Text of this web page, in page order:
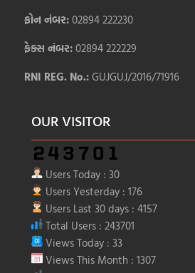
ફોન નંબર:02894 222230
ફેક્સ નંબર:02894 222229
RNI REG. No.:GUJGUJ/2016/71916
OUR VISITOR
Users Today : 30
Users Yesterday : 176
Users Last 30 days : 4157
Total Users : 243701
Views Today : 33
Views This Month : 1307